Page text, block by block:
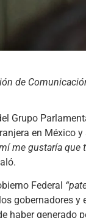
de
Grupo
en México
me gustaría
Federal
gobernadores
haber generado